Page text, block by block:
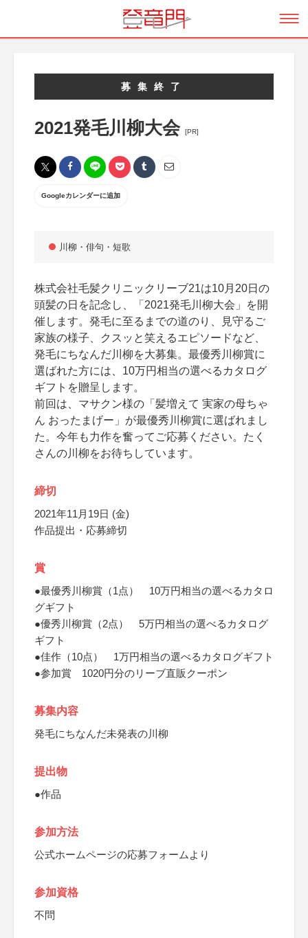
募集終了
2021発毛川柳大会 [PR]
Googleカレンダーに追加
川柳・俳句・短歌
株式会社毛髪クリニックリーブ21は10月20日の
頭髪の日を記念し、「2021発毛川柳大会」を開
催します。発毛に至るまでの道のり、見守るご
家族の様子、クスッと笑えるエピソードなど、
発毛にちなんだ川柳を大募集。最優秀川柳賞に
選ばれた方には、10万円相当の選べるカタログ
ギフトを贈呈します。
前回は、マサクン様の「髪増えて 実家の母ちゃ
ん おったまげー」が最優秀川柳賞に選ばれまし
た。今年も力作を奮ってご応募ください。たく
さんの川柳をお待ちしています。
締切
2021年11月19日 (金)
作品提出・応募締切
賞
●最優秀川柳賞（1点） 10万円相当の選べるカタロ
グギフト
●優秀川柳賞（2点） 5万円相当の選べるカタログ
ギフト
●佳作（10点） 1万円相当の選べるカタログギフト
●参加賞 1020円分のリーブ直販クーポン
募集内容
発毛にちなんだ未発表の川柳
提出物
●作品
参加方法
公式ホームページの応募フォームより
参加資格
不問